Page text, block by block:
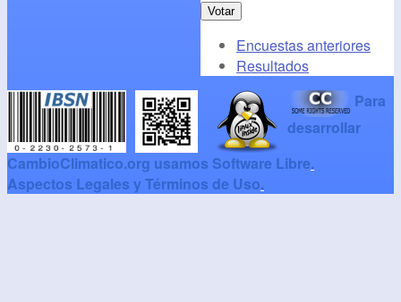
Encuestas anteriores
Resultados
Para
desarrollar
CambioClimatico.org usamos Software Libre.
Aspectos Legales y Términos de Uso.